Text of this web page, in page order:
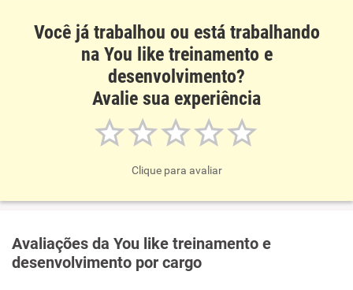
Você já trabalhou ou está trabalhando
na You like treinamento e
desenvolvimento?
Avalie sua experiência
Clique para avaliar
Avaliações da You like treinamento e
desenvolvimento por cargo